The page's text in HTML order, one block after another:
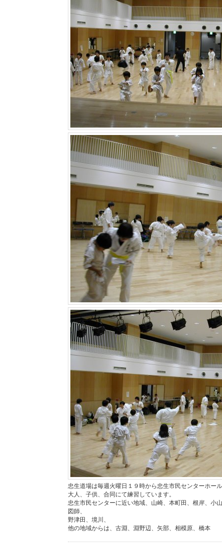
忠生道場は毎週火曜日１９時から忠生市民センターホー
大人、子供、合同にて練習しています。
忠生市民センターに近い地域、山崎、本町田、根岸、小
図師、
野津田、境川、
他の地域からは、古淵、淵野辺、矢部、相模原、橋本